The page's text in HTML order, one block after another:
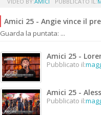
Amici 25 - Angie vince il
Guarda la puntata: ...
Amici 25 -
Pubblicato il:
Amici 25 -
Pubblicato il: